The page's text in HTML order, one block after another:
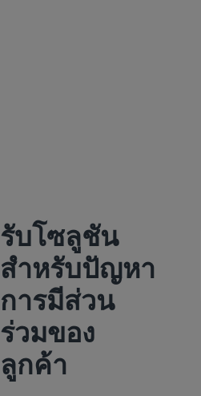
รับโซลูชัน
สำหรับปัญหา
การมีส่วน
ร่วมของ
ลูกค้า